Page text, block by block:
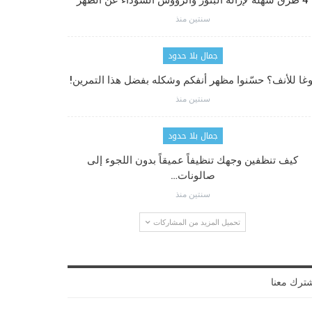
سنتين منذ
جمال بلا حدود
للأنف؟ حسّنوا مظهر أنفكم وشكله بفضل هذا التمرين!
سنتين منذ
جمال بلا حدود
كيف تنظفين وجهك تنظيفاً عميقاً بدون اللجوء إلى
صالونات…
سنتين منذ
تحميل المزيد من المشاركات
معنا